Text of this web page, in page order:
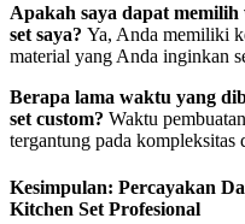
Apakah saya dapat
set saya? Ya, Anda memiliki
material yang Anda inginkan
Berapa lama waktu yang
set custom? Waktu
tergantung pada
Kesimpulan: Percayakan
Kitchen Set Profesional